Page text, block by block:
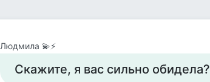
Людмила 💫⚡
Скажите, я вас сильно обидела?